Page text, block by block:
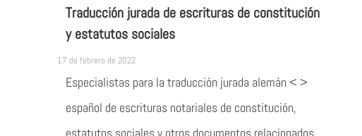
Traducción jurada de escrituras de constitución
y estatutos sociales
17 de febrero de 2022
Especialistas para la traducción jurada alemán < >
español de escrituras notariales de constitución,
estatutos sociales y otros documentos relacionados